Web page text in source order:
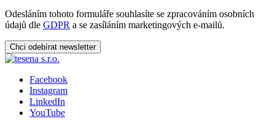
Odesláním tohoto formuláře souhlasíte se zpracováním osobních
údajů dle GDPR a se zasíláním marketingových e-mailů.
Chci odebírat newsletter
Facebook
Instagram
LinkedIn
YouTube